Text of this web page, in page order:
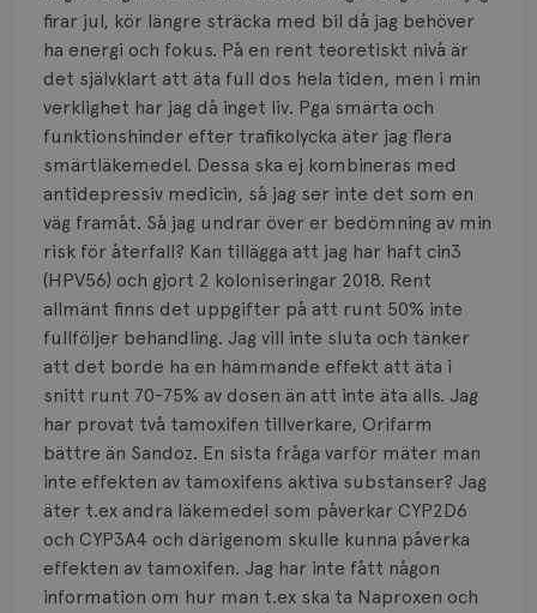
firar jul, kör längre sträcka med bil då jag behöver
ha energi och fokus. På en rent teoretiskt nivå är
det självklart att äta full dos hela tiden, men i min
verklighet har jag då inget liv. Pga smärta och
funktionshinder efter trafikolycka äter jag flera
smärtläkemedel. Dessa ska ej kombineras med
antidepressiv medicin, så jag ser inte det som en
väg framåt. Så jag undrar över er bedömning av min
risk för återfall? Kan tillägga att jag har haft cin3
(HPV56) och gjort 2 koloniseringar 2018. Rent
allmänt finns det uppgifter på att runt 50% inte
fullföljer behandling. Jag vill inte sluta och tänker
att det borde ha en hämmande effekt att äta i
snitt runt 70-75% av dosen än att inte äta alls. Jag
har provat två tamoxifen tillverkare, Orifarm
bättre än Sandoz. En sista fråga varför mäter man
inte effekten av tamoxifens aktiva substanser? Jag
äter t.ex andra läkemedel som påverkar CYP2D6
och CYP3A4 och därigenom skulle kunna påverka
effekten av tamoxifen. Jag har inte fått någon
information om hur man t.ex ska ta Naproxen och
Vätska